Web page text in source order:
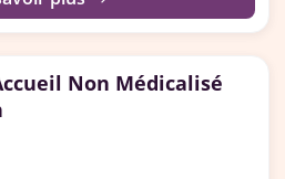
Non Médicalisé